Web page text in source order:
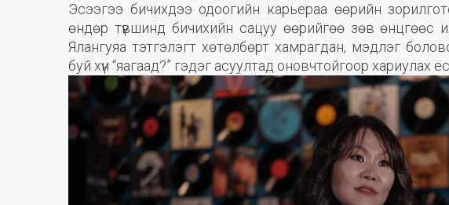
Эсээгээ бичихдээ одоогийн карьераа өөрийн
өндөр түвшинд бичихийн сацуу өөрийгөө зөв өнцгөөс
Ялангуяа тэтгэлэгт хөтөлбөрт хамрагдан, мэдлэг
буй хүн “яагаад?” гэдэг асуултад оновчтойгоор хариулах